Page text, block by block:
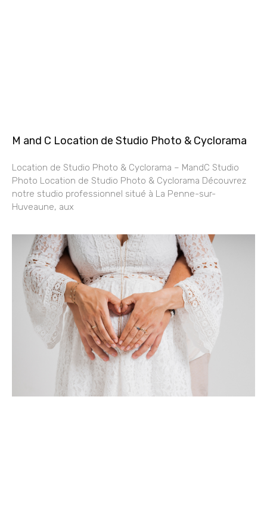
M and C Location de Studio Photo & Cyclorama
Location de Studio Photo & Cyclorama – MandC Studio
Photo Location de Studio Photo & Cyclorama Découvrez
notre studio professionnel situé à La Penne-sur-
Huveaune, aux